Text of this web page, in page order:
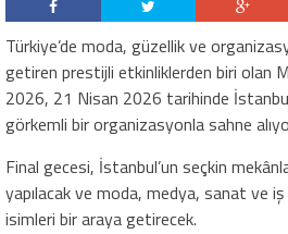
Türkiye’de moda, güzellik ve
getiren prestijli etkinliklerden biri olan
2026, 21 Nisan 2026 tarihinde
görkemli bir organizasyonla sahne
Final gecesi, İstanbul’un seçkin
yapılacak ve moda, medya, sanat ve
isimleri bir araya getirecek.